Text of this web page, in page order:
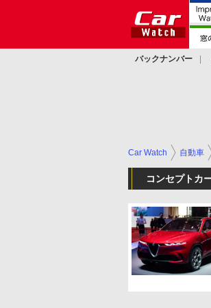
バックナンバー
Car Watch 自動車
コンセプトカ